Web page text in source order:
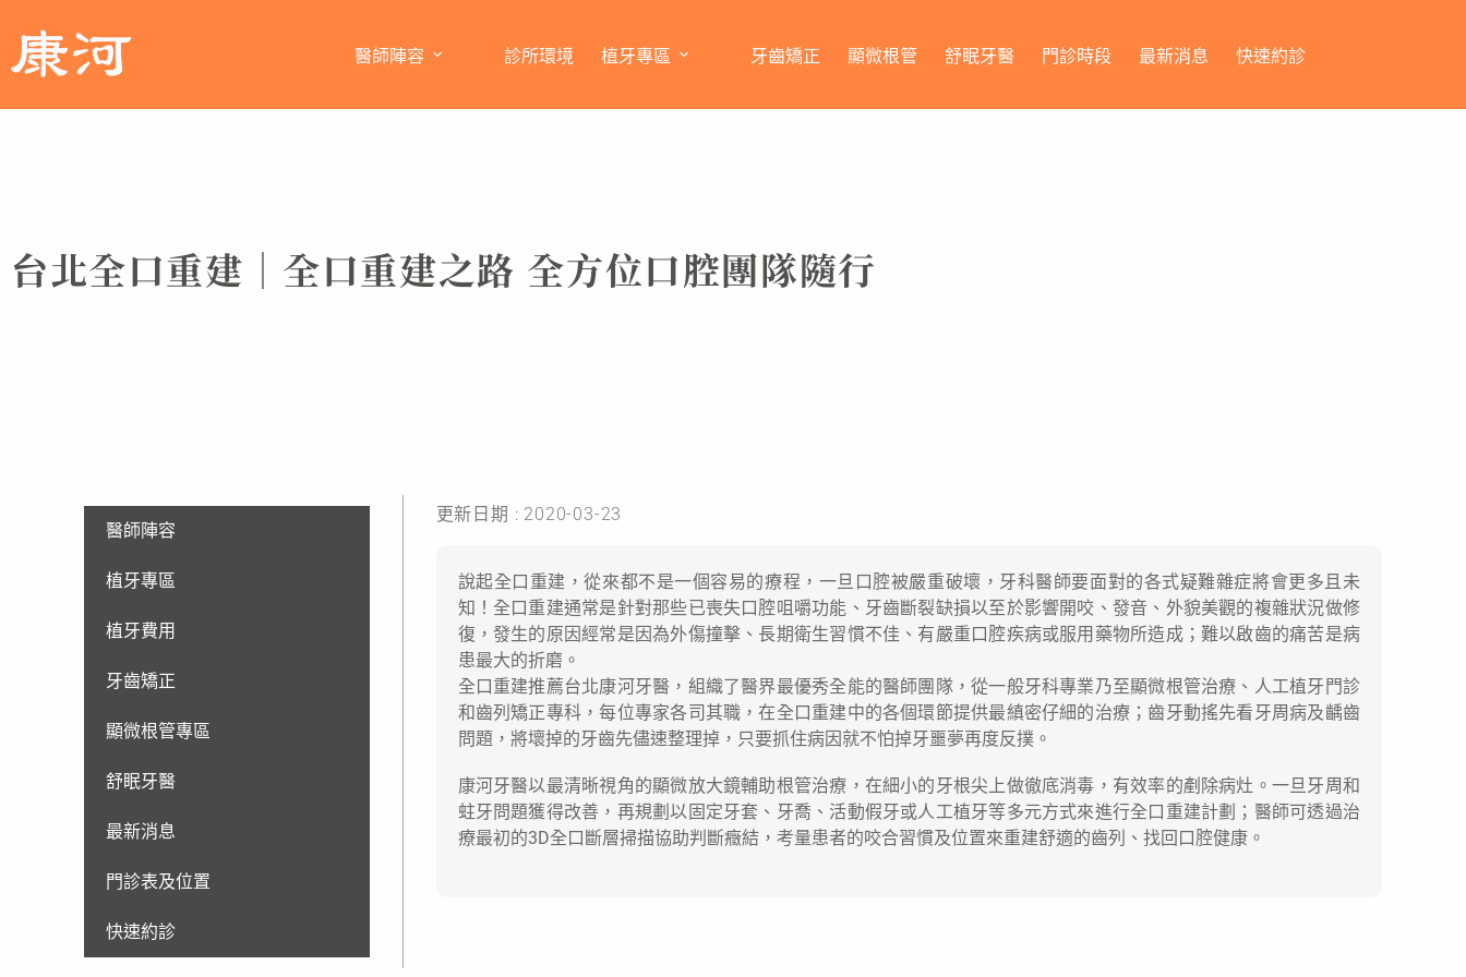
醫師陣容 診所環境 植牙專區 牙齒矯正 顯微根管 舒眠牙醫 門診時段 最新消息 快速約診
台北全口重建｜全口重建之路 全方位口腔團隊隨行
醫師陣容
植牙專區
植牙費用
牙齒矯正
顯微根管專區
舒眠牙醫
最新消息
門診表及位置
快速約診
更新日期 : 2020-03-23
說起全口重建，從來都不是一個容易的療程，一旦口腔被嚴重破壞，牙科醫師要面對的各式疑難雜症將會更多且未
知！全口重建通常是針對那些已喪失口腔咀嚼功能、牙齒斷裂缺損以至於影響開咬、發音、外貌美觀的複雜狀況做修
復，發生的原因經常是因為外傷撞擊、長期衛生習慣不佳、有嚴重口腔疾病或服用藥物所造成；難以啟齒的痛苦是病
患最大的折磨。
全口重建推薦台北康河牙醫，組織了醫界最優秀全能的醫師團隊，從一般牙科專業乃至顯微根管治療、人工植牙門診
和齒列矯正專科，每位專家各司其職，在全口重建中的各個環節提供最縝密仔細的治療；齒牙動搖先看牙周病及齲齒
問題，將壞掉的牙齒先儘速整理掉，只要抓住病因就不怕掉牙噩夢再度反撲。
康河牙醫以最清晰視角的顯微放大鏡輔助根管治療，在細小的牙根尖上做徹底消毒，有效率的剷除病灶。一旦牙周和
蛀牙問題獲得改善，再規劃以固定牙套、牙喬、活動假牙或人工植牙等多元方式來進行全口重建計劃；醫師可透過治
療最初的3D全口斷層掃描協助判斷癥結，考量患者的咬合習慣及位置來重建舒適的齒列、找回口腔健康。